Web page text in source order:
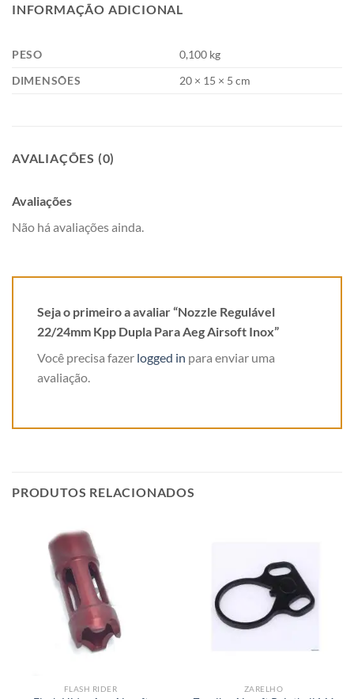
INFORMAÇÃO ADICIONAL
PESO
0,100 kg
DIMENSÕES
20 × 15 × 5 cm
AVALIAÇÕES (0)
Avaliações
Não há avaliações ainda.
Seja o primeiro a avaliar “Nozzle Regulável
22/24mm Kpp Dupla Para Aeg Airsoft Inox”
Você precisa fazer logged in para enviar uma
avaliação.
PRODUTOS RELACIONADOS
FLASH RIDER ZARELHO